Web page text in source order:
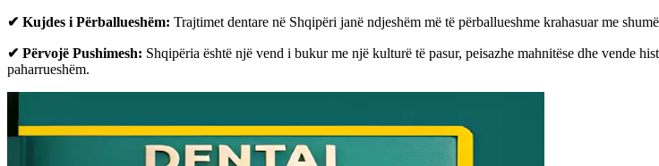
✔ Kujdes i Përballueshëm: Trajtimet dentare në Shqipëri janë ndjeshëm më të përballueshme krahasuar me
✔ Përvojë Pushimesh: Shqipëria është një vend i bukur me një kulturë të pasur, peisazhe mahnitëse dhe vende
paharrueshëm.